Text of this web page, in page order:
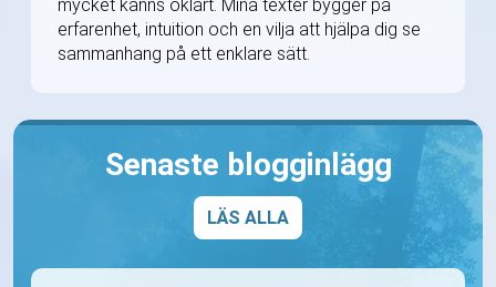
mycket känns oklart. Mina texter bygger på
erfarenhet, intuition och en vilja att hjälpa dig se
sammanhang på ett enklare sätt.
Senaste blogginlägg
LÄS ALLA